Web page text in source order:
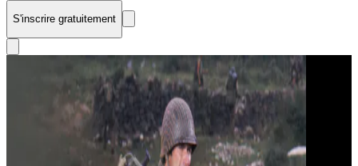
S'inscrire gratuitement